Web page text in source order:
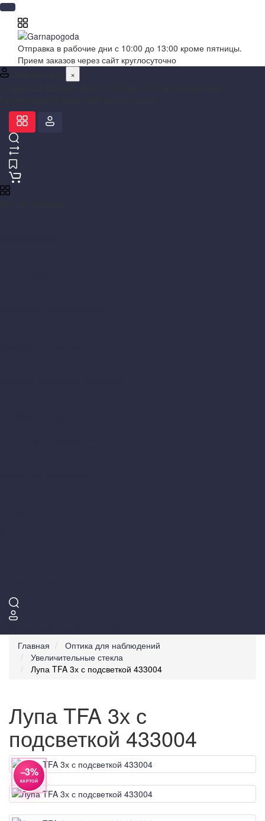
Отправка в рабочие дни с 10:00 до 13:00 кроме пятницы.
Прием заказов через сайт круглосуточно
×
Главная
Оптика для наблюдений
Увеличительные стекла
Лупа TFA 3х с подсветкой 433004
Лупа TFA 3х с
подсветкой 433004
−3%
КАРТОЙ